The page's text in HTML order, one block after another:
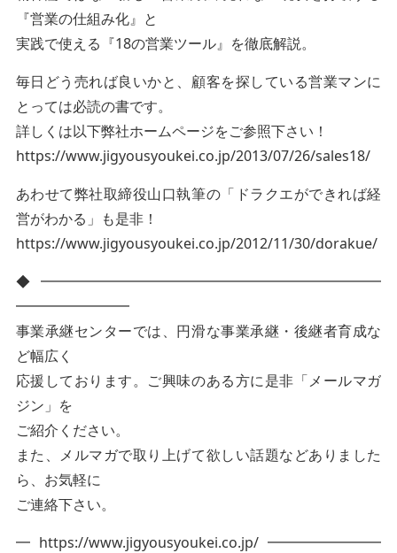
『営業の仕組み化』と
実践で使える『18の営業ツール』を徹底解説。
毎日どう売れば良いかと、顧客を探している営業マンに
とっては必読の書です。
詳しくは以下弊社ホームページをご参照下さい！
https://www.jigyousyoukei.co.jp/2013/07/26/sales18/
あわせて弊社取締役山口執筆の「ドラクエができれば経
営がわかる」も是非！
https://www.jigyousyoukei.co.jp/2012/11/30/dorakue/
◆━━━━━━━━━━━━━━━━━━━━━━━━
━━━━━━━━
事業承継センターでは、円滑な事業承継・後継者育成な
ど幅広く
応援しております。ご興味のある方に是非「メールマガ
ジン」を
ご紹介ください。
また、メルマガで取り上げて欲しい話題などありました
ら、お気軽に
ご連絡下さい。
━ https://www.jigyousyoukei.co.jp/ ━━━━━━━━